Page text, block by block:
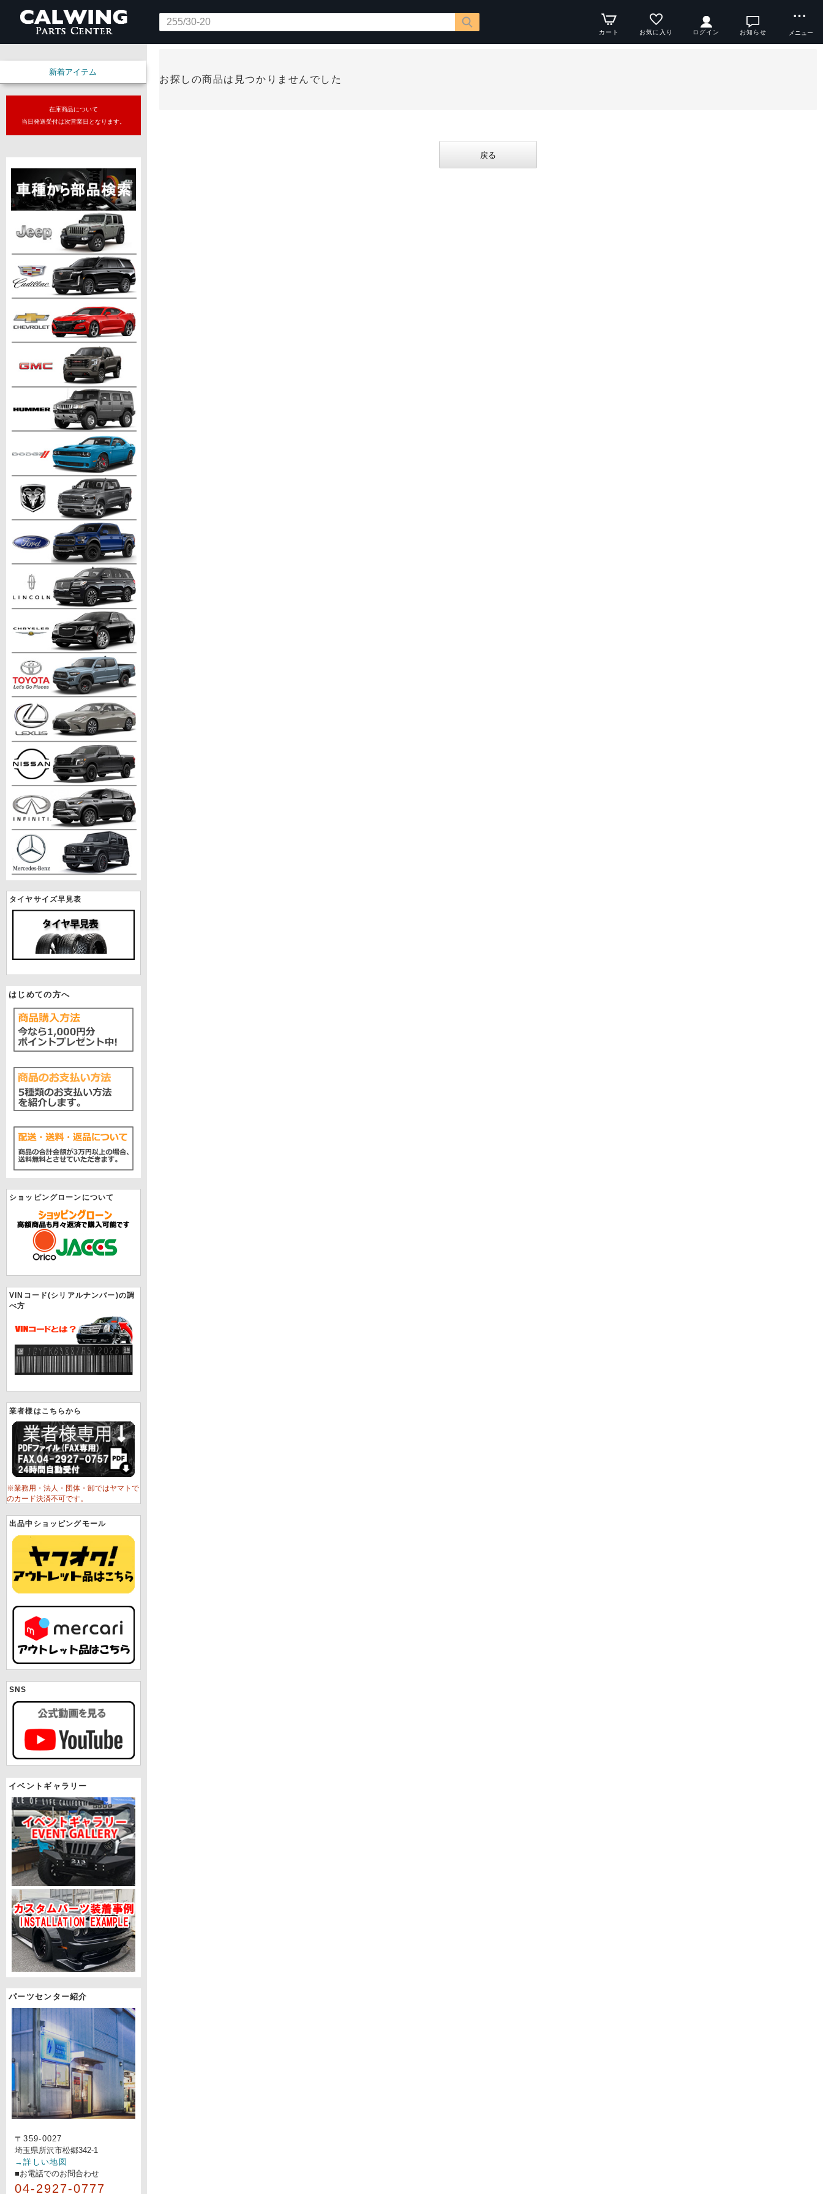
カート お気に入り ログイン お知らせ メニュー
新着アイテム
在庫商品について
当日発送受付は次営業日となります。
タイヤサイズ早見表
はじめての方へ
ショッピングローンについて
VINコード(シリアルナンバー)の調
べ方
業者様はこちらから
※業務用・法人・団体・卸ではヤマトで
のカード決済不可です。
出品中ショッピングモール
SNS
イベントギャラリー
パーツセンター紹介
〒359-0027
埼玉県所沢市松郷342-1
→詳しい地図
■お電話でのお問合わせ
04-2927-0777
お探しの商品は見つかりませんでした
戻る